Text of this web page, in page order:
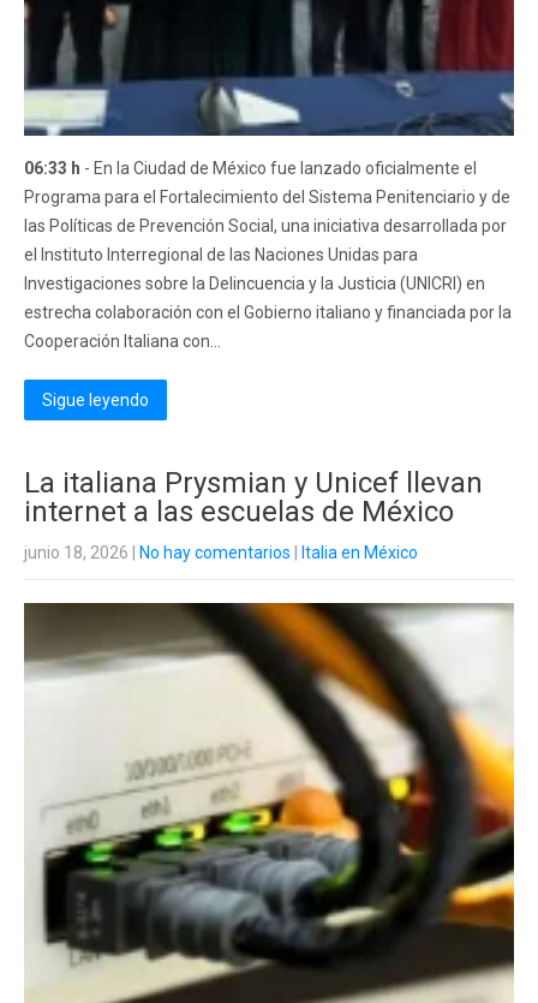
06:33 h - En la Ciudad de México fue lanzado oficialmente el
Programa para el Fortalecimiento del Sistema Penitenciario y de
las Políticas de Prevención Social, una iniciativa desarrollada por
el Instituto Interregional de las Naciones Unidas para
Investigaciones sobre la Delincuencia y la Justicia (UNICRI) en
estrecha colaboración con el Gobierno italiano y financiada por la
Cooperación Italiana con...
Sigue leyendo
La italiana Prysmian y Unicef llevan
internet a las escuelas de México
junio 18, 2026 No hay comentarios Italia en México